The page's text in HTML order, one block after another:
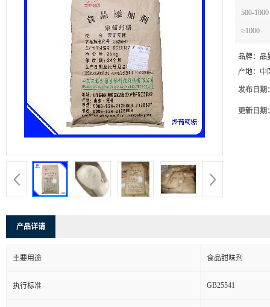
500-1000
≥1000
品牌： 品
产地： 中
发布日期
更新日期
产品详请
主要用途 食品甜味剂
执行标准 GB25541